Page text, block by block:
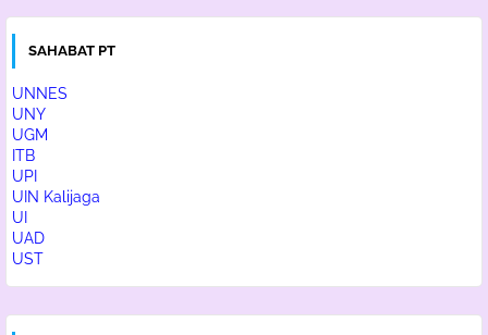
SAHABAT PT
UNNES
UNY
UGM
ITB
UPI
UIN Kalijaga
UI
UAD
UST